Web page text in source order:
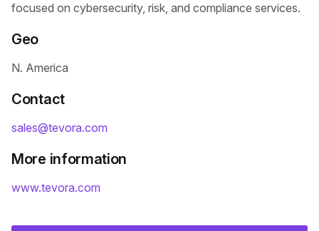
focused on cybersecurity, risk, and compliance services.
Geo
N. America
Contact
sales@tevora.com
More information
www.tevora.com